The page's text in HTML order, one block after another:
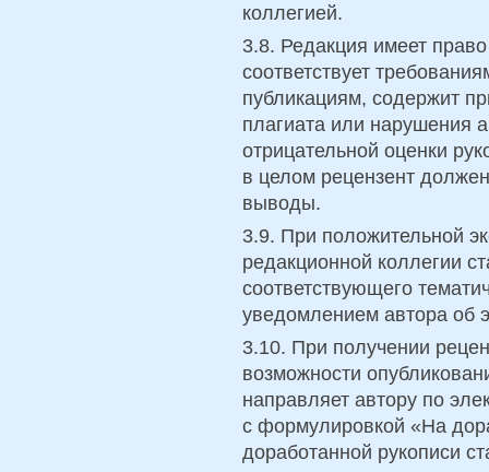
коллегией.
3.8. Редакция имеет
соответствует
публикациям, содержит
плагиата или нарушения
отрицательной оценки
в целом рецензент
выводы.
3.9. При положительной
редакционной коллегии
соответствующего
уведомлением автора об
3.10. При получении
возможности
направляет автору по
с формулировкой «На
доработанной рукописи